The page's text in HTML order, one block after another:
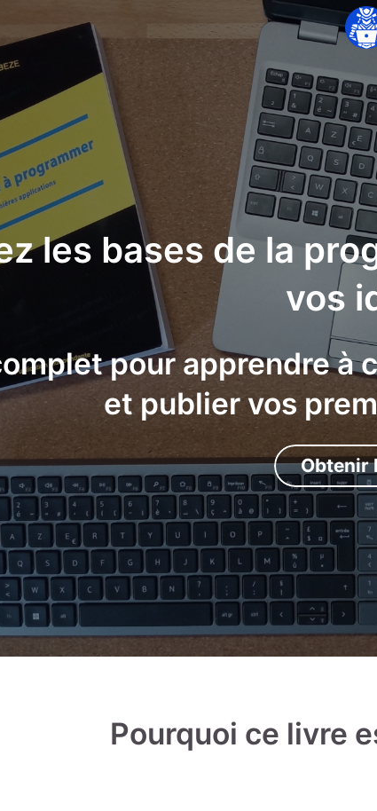
les bases de la
vos
pour apprendre à
et publier vos
Obtenir
Pourquoi ce livre